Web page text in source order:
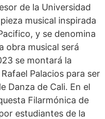
de la Universidad
musical inspirada
y se denomina
obra musical será
se montará la
Palacios para ser
Danza de Cali. En el
Filarmónica de
estudiantes de la